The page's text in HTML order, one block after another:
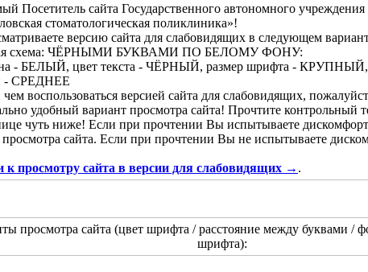
Посетитель сайта Государственного автономного учреждения
стоматологическая поликлиника»!
версию сайта для слабовидящих в следующем
схема: ЧЁРНЫМИ БУКВАМИ ПО БЕЛОМУ ФОНУ:
- БЕЛЫЙ, цвет текста - ЧЁРНЫЙ, размер шрифта - КРУПНЫЙ,
- СРЕДНЕЕ
воспользоваться версией сайта для слабовидящих,
удобный вариант просмотра сайта! Прочтите контрольный
чуть ниже! Если при прочтении Вы испытываете
просмотра сайта. Если при прочтении Вы не испытываете
к просмотру сайта в версии для слабовидящих → .
просмотра сайта (цвет шрифта / расстояние между буквами /
шрифта):